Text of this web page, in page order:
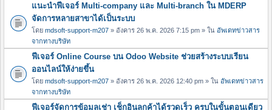
แนะนำฟีเจอร์ Multi-company และ Multi-branch ใน MDERP
จัดการหลายสาขาได้เป็นระบบ
โดย mdsoft-support-m207 » อังคาร 26 พ.ค. 2026 7:15 pm » ใน อัพเดทข่าวสาร
จากทางบริษัท
ฟีเจอร์ Online Course บน Odoo Website ช่วยสร้างระบบเรียน
ออนไลน์ให้ง่ายขึ้น
โดย mdsoft-support-m207 » อังคาร 26 พ.ค. 2026 12:40 pm » ใน อัพเดทข่าวสาร
จากทางบริษัท
ฟีเจอร์จัดการข้อมูลเช่า เช็กอินลูกค้าได้รวดเร็ว ครบในขั้นตอนเดียว